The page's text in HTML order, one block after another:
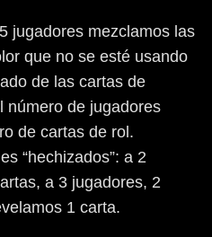
jugadores mezclamos las
que no se esté usando
de las cartas de
número de jugadores
de cartas de rol.
“hechizados”: a 2
a 3 jugadores, 2
1 carta.